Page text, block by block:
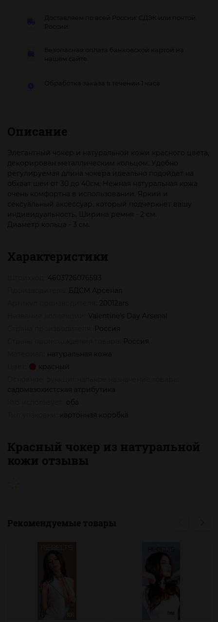
Доставляем по всей России: СДЭК или почтой
Безопасная оплата банковской картой на
нашем сайте.
Обработка заказа в течении 1 часа
Описание
Элегантный чокер и натуральной кожи красного цвета,
декорирован металлическим кольцом. Удобно
регулируемая длина чокера идеально подойдет на
обхват шеи от 30 до 40см. Нежная натуральная кожа
очень комфортна в использовании. Яркий и
сексуальный аксессуар, который подчеркнет вашу
индивидуальность. Ширина ремня - 2 см.
Диаметр кольца - 3 см.
Характеристики
4603726076593
БДСМ Арсенал
20012ars
Valentine's Day Arsenal
Россия
Россия
натуральная кожа
красный
садомазохистская атрибутика
оба
картонная коробка
Красный чокер из натуральной
кожи отзывы
Рекомендуемые товары